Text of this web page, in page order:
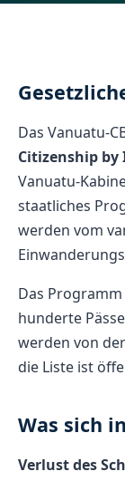
Das Vanuatu-
Citizenship by
Vanuatu-
staatliches
werden vom
Das
hunderte
werden von
die Liste ist
Was sich
Verlust des